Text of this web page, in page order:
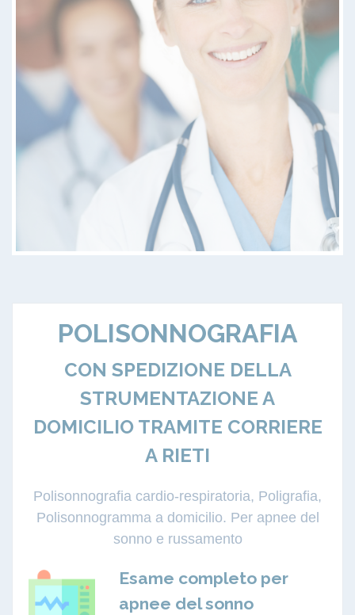
POLISONNOGRAFIA
CON SPEDIZIONE DELLA
STRUMENTAZIONE A
DOMICILIO TRAMITE CORRIERE
A RIETI
Polisonnografia cardio-respiratoria, Poligrafia,
Polisonnogramma a domicilio. Per apnee del
sonno e russamento
Esame completo per
apnee del sonno